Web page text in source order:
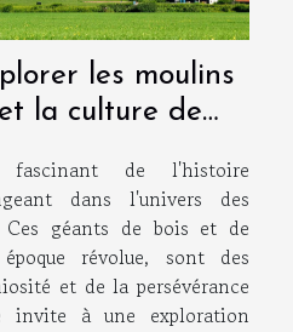
les moulins
la culture de
fascinant de l'histoire
dans l'univers des
géants de bois et de
révolue, sont des
et de la persévérance
invite à une exploration